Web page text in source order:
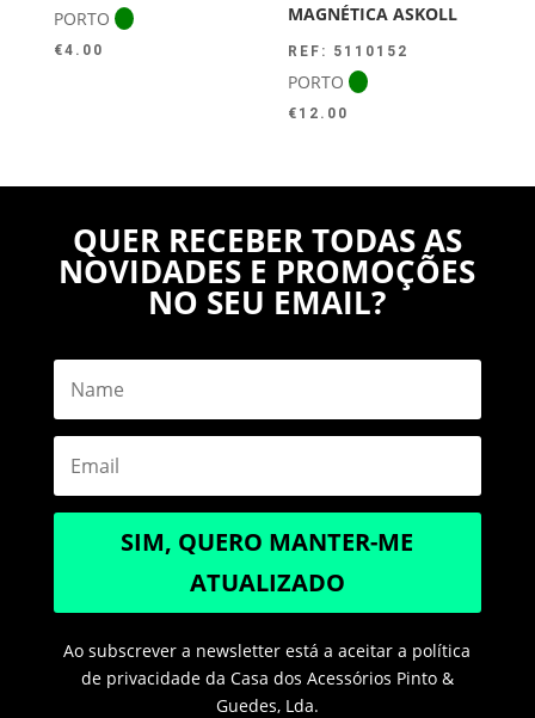
PORTO
€4.00
MAGNÉTICA ASKOLL
REF: 5110152
PORTO
€ 12.00
QUER RECEBER TODAS AS
NOVIDADES E PROMOÇÕES
NO SEU EMAIL?
SIM, QUERO MANTER-ME
ATUALIZADO
Ao subscrever a newsletter está a aceitar a política
de privacidade da Casa dos Acessórios Pinto &
Guedes, Lda.